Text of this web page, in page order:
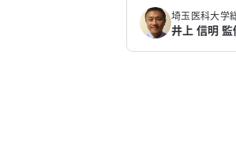
埼玉医科大学
井上 信明 監